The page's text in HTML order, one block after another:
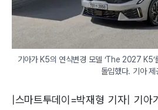
기아가 K5의 연식변경 모델 ‘The 2027 K5’
돌입했다. 기아 제
|스마트투데이=박재형 기자| 기아